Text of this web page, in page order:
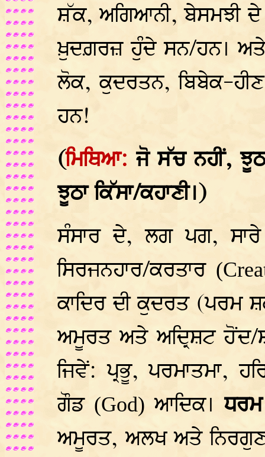
ਸ਼ੱਕ, ਅਗਿਆਨੀ, ਬੇਸਮਝੀ
ਖ਼ੁਦਗ਼ਰਜ਼ ਹੁੰਦੇ ਸਨ/ਹਨ।
ਲੋਕ, ਕੁਦਰਤਨ, ਬਿਬੇਕ-
ਹਨ!
(ਮਿਥਿਆ:ਜੋ ਸੱਚ ਨਹੀਂ,
ਝੂਠਾ ਕਿੱਸਾ/ਕਹਾਣੀ।)
ਸੰਸਾਰ ਦੇ, ਲਗ ਪਗ, ਸਾਰੇ
ਸਿਰਜਨਹਾਰ/ਕਰਤਾਰ
ਕਾਦਿਰ ਦੀ ਕੁਦਰਤ (ਪਰਮ
ਅਮੂਰਤ ਅਤੇ ਅਦ੍ਰਿਸ਼ਟ
ਜਿਵੇਂ: ਪ੍ਰਭੂ, ਪਰਮਾਤਮਾ,
ਗੌਡ (God) ਆਦਿਕ।
ਅਮੂਰਤ, ਅਲਖ ਅਤੇ ਨਿਰਗੁਣ